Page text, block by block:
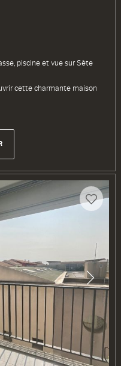
piscine et vue sur Sète
cette charmante maison